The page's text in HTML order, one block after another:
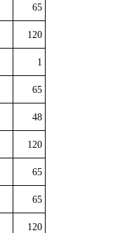
65
120
1
65
48
120
65
65
120